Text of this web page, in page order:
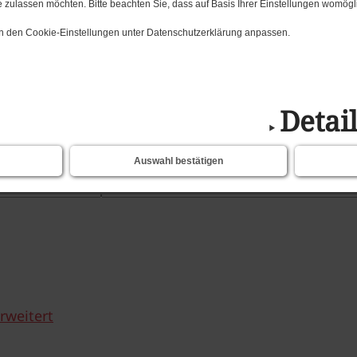
möchten. Bitte beachten Sie, dass auf Basis Ihrer Einstellungen
den Cookie-Einstellungen unter Datenschutzerklärung anpassen.
Auswahl bestätigen
Personaldokumente